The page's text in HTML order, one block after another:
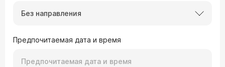
Без направления
Предпочитаемая дата и время